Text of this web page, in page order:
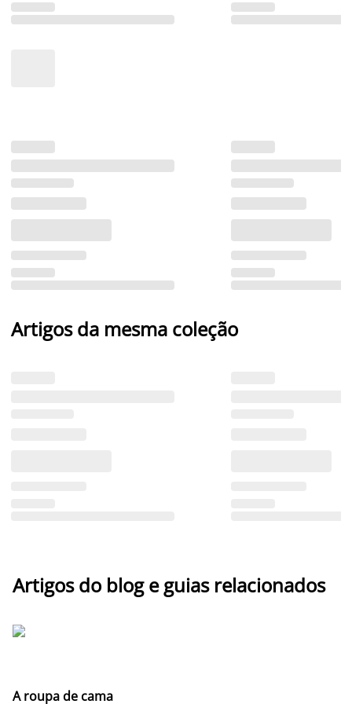
Artigos da mesma coleção
Artigos do blog e guias relacionados
A roupa de cama